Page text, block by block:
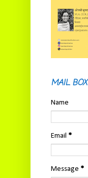
MAIL BOX
Name
Email *
Message *